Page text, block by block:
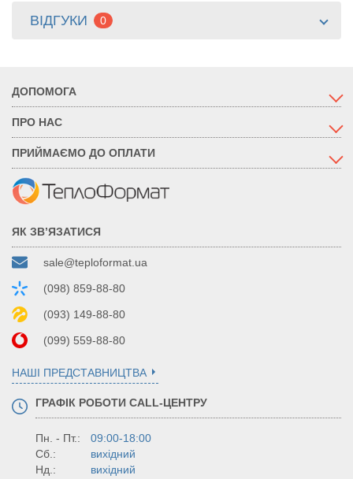
ВІДГУКИ 0
ДОПОМОГА
ПРО НАС
ПРИЙМАЄМО ДО ОПЛАТИ
ЯК ЗВ’ЯЗАТИСЯ
sale@teploformat.ua
(098) 859-88-80
(093) 149-88-80
(099) 559-88-80
НАШІ ПРЕДСТАВНИЦТВА
ГРАФІК РОБОТИ CALL-ЦЕНТРУ
Пн. - Пт.:
09:00-18:00
Сб.:
вихідний
Нд.:
вихідний